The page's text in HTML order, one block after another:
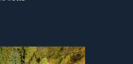
Non preferito